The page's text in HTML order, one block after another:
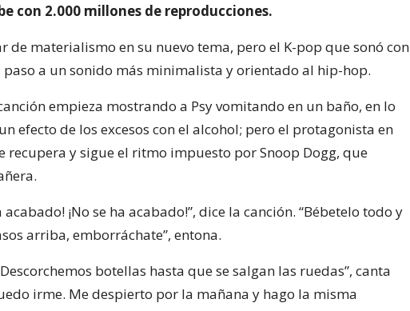
con 2.000 millones de reproducciones.
de materialismo en su nuevo tema, pero el K-pop que sonó con
paso a un sonido más minimalista y orientado al hip-hop.
empieza mostrando a Psy vomitando en un baño, en lo
efecto de los excesos con el alcohol; pero el protagonista en
recupera y sigue el ritmo impuesto por Snoop Dogg, que
acabado! ¡No se ha acabado!”, dice la canción. “Bébetelo todo y
arriba, emborráchate”, entona.
botellas hasta que se salgan las ruedas”, canta
irme. Me despierto por la mañana y hago la misma